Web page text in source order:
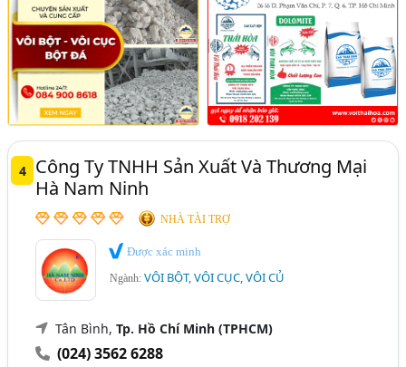
4
Công Ty TNHH Sản Xuất Và Thương Mại
Hà Nam Ninh
NHÀ TÀI TRỢ
Được xác minh
Ngành:VÔI BỘT, VÔI CỤC, VÔI CỦ
Tân Bình,Tp. Hồ Chí Minh (TPHCM)
(024) 3562 6288